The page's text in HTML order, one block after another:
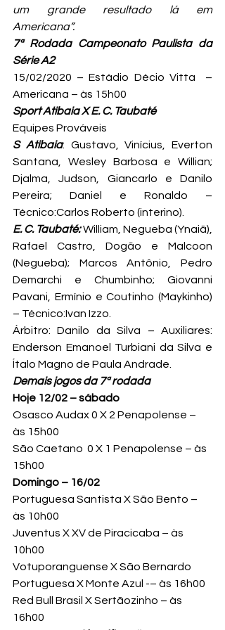
um grande resultado lá em
Americana”.
7ª Rodada Campeonato Paulista da
Série A2
15/02/2020 – Estádio Décio Vitta  –
Americana – às 15h00
Sport Atibaia X E. C. Taubaté
Equipes Prováveis
S Atibaia: Gustavo, Vinícius, Everton
Santana, Wesley Barbosa e Willian;
Djalma, Judson, Giancarlo e Danilo
Pereira; Daniel e Ronaldo –
Técnico:Carlos Roberto (interino).
E. C. Taubaté: William, Negueba (Ynaiã),
Rafael Castro, Dogão e Malcoon
(Negueba); Marcos Antônio, Pedro
Demarchi e Chumbinho; Giovanni
Pavani, Ermínio e Coutinho (Maykinho)
– Técnico:Ivan Izzo.
Árbitro: Danilo da Silva – Auxiliares:
Enderson Emanoel Turbiani da Silva e
Ítalo Magno de Paula Andrade.
Demais jogos da 7ª rodada
Hoje 12/02 – sábado
Osasco Audax 0 X 2 Penapolense –
às 15h00
São Caetano  0 X 1 Penapolense – às
15h00
Domingo – 16/02
Portuguesa Santista X São Bento –
às 10h00
Juventus X XV de Piracicaba – às
10h00
Votuporanguense X São Bernardo
Portuguesa X Monte Azul -– às 16h00
Red Bull Brasil X Sertãozinho – às
16h00